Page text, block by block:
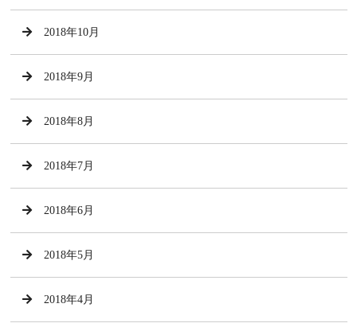
2018年10月
2018年9月
2018年8月
2018年7月
2018年6月
2018年5月
2018年4月